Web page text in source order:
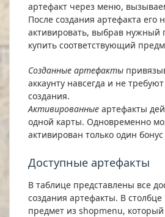
артефакт через меню,
После создания артефакта его
активировать, выбрав нужный
купить соответствующий
Созданные артефакты
аккаунту навсегда и не
создания.
Активированные артефакты
одной карты. Одновременно
активирован только один
Доступные артефакты
В таблице представлены все
создания артефакты. В
предмет из shopmenu, который